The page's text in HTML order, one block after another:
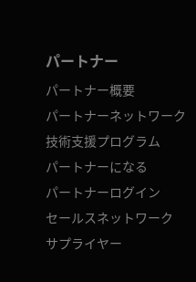
パートナー
パートナー概要
パートナーネットワーク
技術支援プログラム
パートナーになる
パートナーログイン
セールスネットワーク
サプライヤー